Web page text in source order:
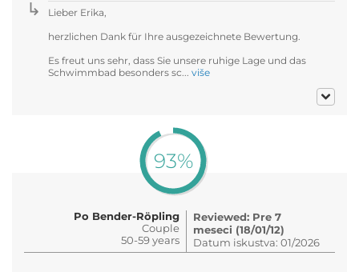
Lieber Erika,
herzlichen Dank für Ihre ausgezeichnete Bewertung.
Es freut uns sehr, dass Sie unsere ruhige Lage und das
Schwimmbad besonders sc... više
93%
Po Bender-Röpling
Couple
50-59 years
Reviewed: Pre 7
meseci (18/01/12)
Datum iskustva: 01/2026